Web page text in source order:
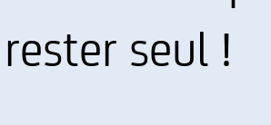
seul !